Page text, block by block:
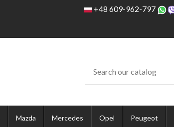
+48 609-962-797
Mazda Mercedes Opel Peugeot